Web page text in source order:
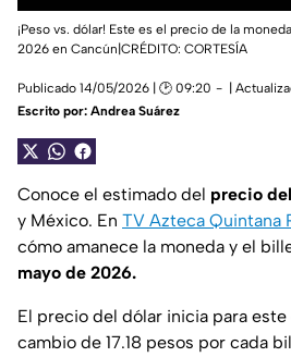
¡Peso vs. dólar! Este es el precio de la
2026 en Cancún|CRÉDITO: CORTESÍA
Publicado 14/05/2026 | 🕑 09:20 |
Escrito por: Andrea Suárez
Conoce el estimado del precio
y México. En TV Azteca Quintana
cómo amanece la moneda y el
mayo de 2026.
El precio del dólar inicia para
cambio de 17.18 pesos por cada